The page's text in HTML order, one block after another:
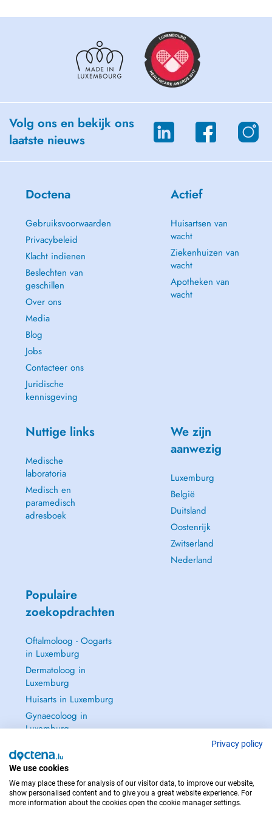
- Beratung bezüglich Operationen und Gelenkersatzprothesen
- Alternativmedizin nach traditioneller chinesischer Medizin TCM
(Akupunktur und Ohrakupunktur)
- Manuelle und osteopathische Behandlung schmerzhafter
Funktionsstörungen (so genannte Blockierungen) am Haltungs- und
Bewegungsapparat (Gelenke, Wirbelsäule, Kreuzdarmbeingelenke
Schmerzfreiheit zu erreichen.
- Triggerpunkt-Therapie manuell und Triggerakupunktur
- Behandlung von Kiefergelenksdysfunktionen CMD
-Check-ups
internistischer Erkrankungen
-Gesundheitsvorsorge-Untersuchungen
-Impfungen
-Hautkrebsscreening
-Kinder- und Jugendsprechstunde
-Koordination mitbehandelnder Fachärzte
-Impfberatung für Internationale Reisen
- Führerscheine Eignungstest
3- Zusatzleistungen:
-Ärztliche Zeugnisse und Gutachten
-PRP (Plasmatherapie), Intraartikulär gegen Arthrose oder Tendinitis,
-Akupunktur
-Chirotherapie
-Ärztliche Osteopathie
-Infusionstherapie für Schmerztherapie sowie Multivitamininfusionen.
de la catégorie CP1 peut être facturé par le médecin dans certaines
Volg ons en bekijk ons
laatste nieuws
Doctena
Gebruiksvoorwaarden
Privacybeleid
Klacht indienen
Beslechten van
geschillen
Over ons
Media
Blog
Jobs
Contacteer ons
Juridische
kennisgeving
Actief
Huisartsen van
wacht
Ziekenhuizen van
wacht
Apotheken van
wacht
Nuttige links
Medische
laboratoria
Medisch en
paramedisch
adresboek
We zijn
aanwezig
Luxemburg
België
Duitsland
Oostenrijk
Zwitserland
Nederland
Populaire
zoekopdrachten
Oftalmoloog - Oogarts
in Luxemburg
Dermatoloog in
Luxemburg
Huisarts in Luxemburg
Gynaecoloog in
Luxemburg
NEEM IN GEVAL VAN NOOD CONTACT OP MET : 112
Privacy policy
We use cookies
We may place these for analysis of our visitor data, to improve our website,
show personalised content and to give you a great website experience. For
more information about the cookies open the cookie manager settings.